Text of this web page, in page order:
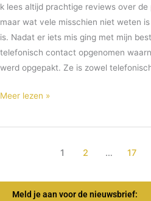
k lees altijd prachtige reviews over
maar wat vele misschien niet weten
is. Nadat er iets mis ging met mijn
telefonisch contact opgenomen
werd opgepakt. Ze is zowel
Meer lezen »
1 2 … 17
Meld je aan voor de nieuwsbrief: